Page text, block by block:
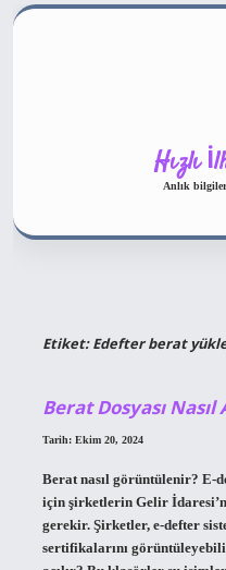
Hızlı
Anlık
Etiket:Edefter berat
Berat Dosyası Nasıl
Tarih: Ekim 20, 2024
Berat nasıl görüntülenir? E-
için şirketlerin Gelir
gerekir. Şirketler, e-defter
sertifikalarını